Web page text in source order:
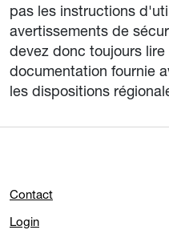
pas les instructions
avertissements de
devez donc toujours
documentation fournie
les dispositions
Contact
Login